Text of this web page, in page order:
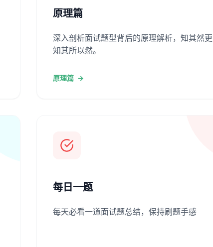
原理篇
深入剖析面试题型背后的原理解析，知其然更
知其所以然。
原理篇 →
每日一题
每天必看一道面试题总结，保持刷题手感